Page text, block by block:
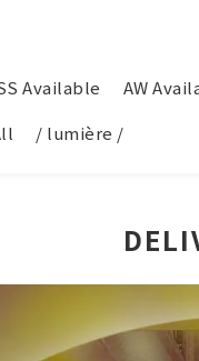
Available AW
/ lumière /